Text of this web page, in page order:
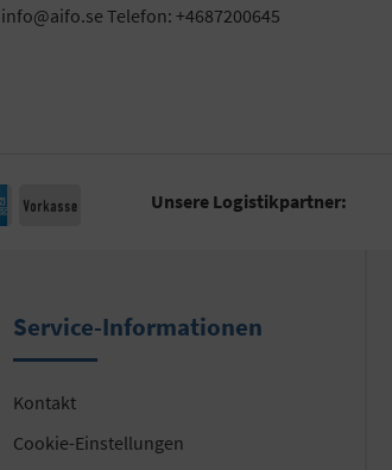
Telefon: +4687200645
Unsere Logistikpartner:
Service-Informationen
Kontakt
Cookie-Einstellungen